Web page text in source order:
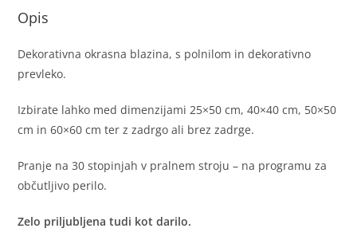
Opis
Dekorativna okrasna blazina, s polnilom in dekorativno
prevleko.
Izbirate lahko med dimenzijami 25×50 cm, 40×40 cm, 50×50
cm in 60×60 cm ter z zadrgo ali brez zadrge.
Pranje na 30 stopinjah v pralnem stroju – na programu za
občutljivo perilo.
Zelo priljubljena tudi kot darilo.